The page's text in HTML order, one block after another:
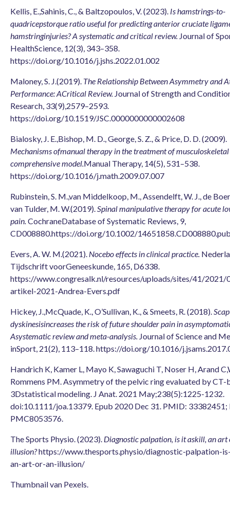
Kellis, E.,Sahinis, C., & Baltzopoulos, V. (2023). Is hamstrings-to-
quadricepstorque ratio useful for predicting anterior cruciate
hamstringinjuries? A systematic and critical review. Journal of
HealthScience, 12(3), 343–358.
https://doi.org/10.1016/j.jshs.2022.01.002
Maloney, S. J.(2019). The Relationship Between Asymmetry and
Performance: ACritical Review. Journal of Strength and
Research, 33(9),2579–2593.
https://doi.org/10.1519/JSC.0000000000002608
Bialosky, J. E.,Bishop, M. D., George, S. Z., & Price, D. D. (2009).
Mechanisms ofmanual therapy in the treatment of
comprehensive model.Manual Therapy, 14(5), 531–538.
https://doi.org/10.1016/j.math.2009.07.007
Rubinstein, S. M.,van Middelkoop, M., Assendelft, W. J., de
van Tulder, M. W.(2019).Spinal manipulative therapy for acute
pain.CochraneDatabase of Systematic Reviews, 9,
CD008880.https://doi.org/10.1002/
Evers, A. W. M.(2021). Nocebo effects in clinical practice.
Tijdschrift voorGeneeskunde, 165, D6338.
https://www.congresalk.nl/resources/uploads/sites/41/
artikel-2021-Andrea-Evers.pdf
Hickey, J.,McQuade, K., O’Sullivan, K., & Smeets, R. (2018).
dyskinesisincreases the risk of future shoulder pain in
Asystematic review and meta-analysis. Journal of Science and
inSport, 21(2), 113–118. https://doi.org/10.1016/
Handrich K, Kamer L, Mayo K, Sawaguchi T, Noser H, Arand
Rommens PM. Asymmetry of the pelvic ring evaluated by CT-
3Dstatistical modeling. J Anat. 2021 May;238(5):1225-1232.
doi:10.1111/joa.13379. Epub 2020 Dec 31. PMID:
PMC8053576.
The Sports Physio. (2023). Diagnostic palpation, is it askill, an art
illusion?https://www.thesports.physio/diagnostic-palpation-
an-art-or-an-illusion/
Thumbnail van Pexels.